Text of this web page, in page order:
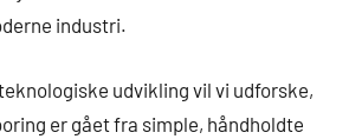
industri.
udvikling vil vi udforske,
er gået fra simple, håndholdte